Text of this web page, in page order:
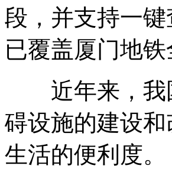
段，并支持一
已覆盖厦门地
近年来，我
碍设施的建设
生活的便利度。